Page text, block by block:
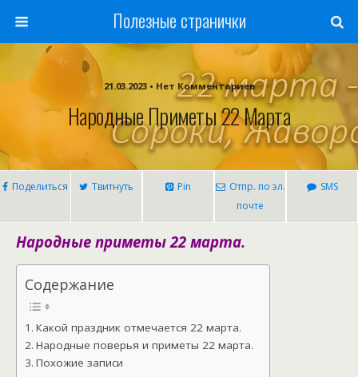
Полезные странички
21.03.2023 • Нет Комментариев
Народные Приметы 22 Марта
Поделиться Твитнуть Pin
Отпр. по эл.
почте
SMS
Народные приметы 22 марта.
Содержание
Какой праздник отмечается 22 марта.
Народные поверья и приметы 22 марта.
Похожие записи